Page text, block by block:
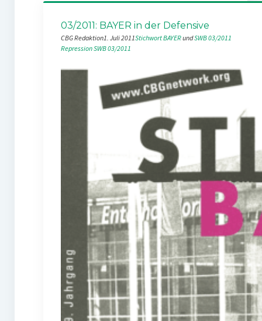
03/2011: BAYER in der Defensive
CBG Redaktion1. Juli 2011Stichwort BAYER und SWB 03/2011
RepressionSWB 03/2011